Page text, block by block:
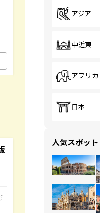
アジア
中近東
アフリカ
日本
人気スポット